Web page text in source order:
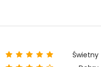
Świetny